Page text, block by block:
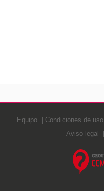
Equipo Condiciones de uso
Aviso legal